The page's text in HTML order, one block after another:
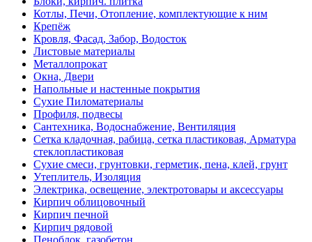
Котлы, Печи, Отопление, комплектующие к ним
Крепёж
Кровля, Фасад, Забор, Водосток
Листовые материалы
Металлопрокат
Окна, Двери
Напольные и настенные покрытия
Сухие Пиломатериалы
Профиля, подвесы
Сантехника, Водоснабжение, Вентиляция
Сетка кладочная, рабица, сетка пластиковая, Арматура
стеклопластиковая
Сухие смеси, грунтовки, герметик, пена, клей, грунт
Утеплитель, Изоляция
Электрика, освещение, электротовары и аксессуары
Кирпич облицовочный
Кирпич печной
Кирпич рядовой
Пеноблок, газобетон